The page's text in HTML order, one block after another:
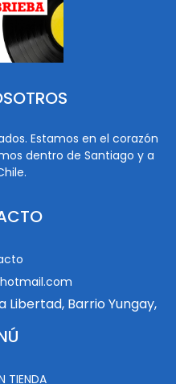
Estamos en el corazón
dentro de Santiago y a
Libertad, Barrio Yungay,
TIENDA